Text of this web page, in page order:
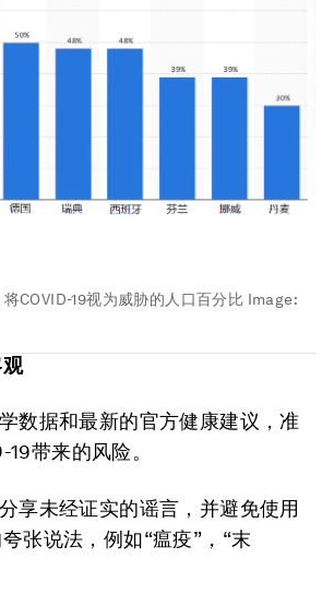
COVID-19视为威胁的人口百分比 Image:
数据和最新的官方健康建议，准
带来的风险。
享未经证实的谣言，并避免使用
张说法，例如“瘟疫”，“末